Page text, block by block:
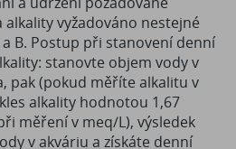
vyžadováno nestejné
B. Postup při stanovení denní
stanovte objem vody v
pak (pokud měříte alkalitu v
alkality hodnotou 1,67
měření v meq/L), výsledek
v akváriu a získáte denní